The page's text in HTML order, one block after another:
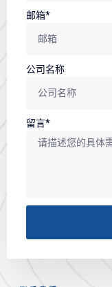
邮箱*
公司名称
留言*